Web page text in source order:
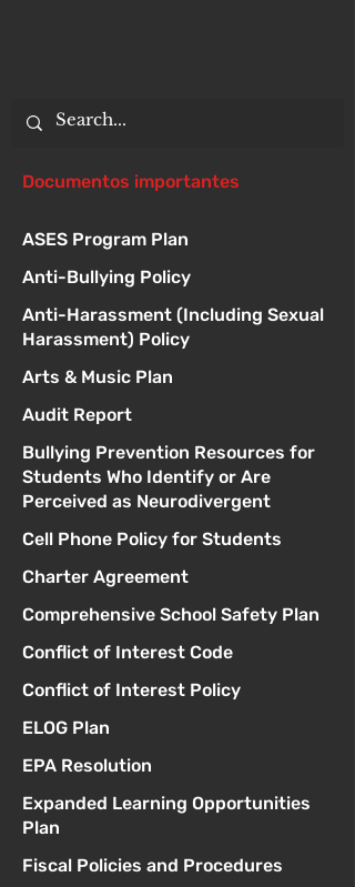
Documentos importantes
ASES Program Plan
Anti-Bullying Policy
Anti-Harassment (Including Sexual
Harassment) Policy
Arts & Music Plan
Audit Report
Bullying Prevention Resources for
Students Who Identify or Are
Perceived as Neurodivergent
Cell Phone Policy for Students
Charter Agreement
Comprehensive School Safety Plan
Conflict of Interest Code
Conflict of Interest Policy
ELOG Plan
EPA Resolution
Expanded Learning Opportunities
Plan
Fiscal Policies and Procedures